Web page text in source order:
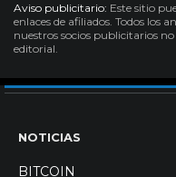
Aviso publicitario: Este sitio
enlaces de afiliados. Todos los
nuestros socios publicitarios
editorial.
NOTICIAS
BITCOIN